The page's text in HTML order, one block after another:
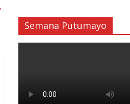
Semana Putumayo